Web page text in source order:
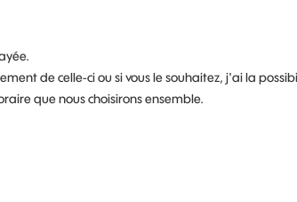
de celle-ci ou si vous le souhaitez, j'ai la
que nous choisirons ensemble.